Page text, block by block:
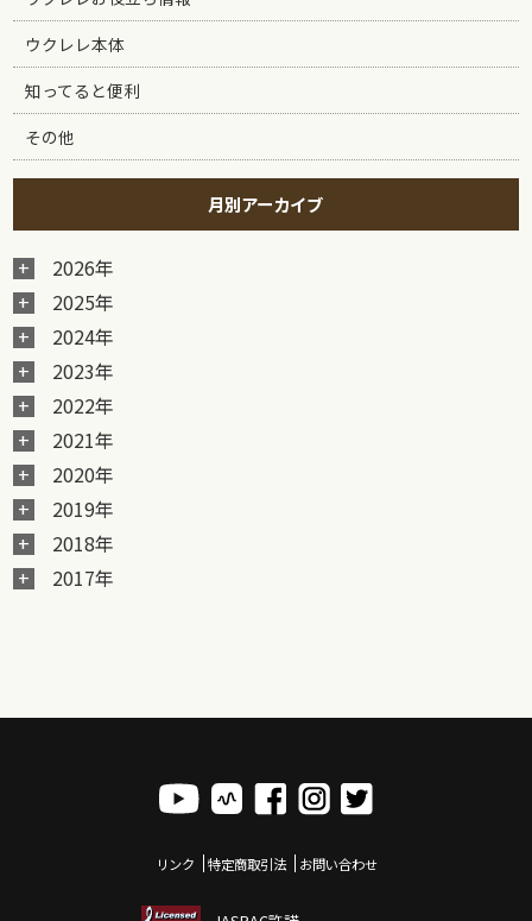
ウクレレ本体
知ってると便利
その他
月別アーカイブ
2026年
2025年
2024年
2023年
2022年
2021年
2020年
2019年
2018年
2017年
リンク 特定商取引法 お問い合わせ